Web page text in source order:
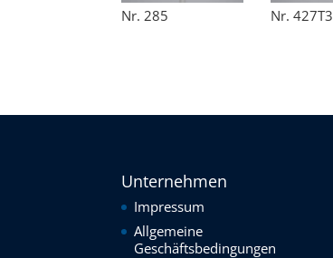
Nr. 285 Nr. 427T3
Unternehmen
Impressum
Allgemeine
Geschäftsbedingungen